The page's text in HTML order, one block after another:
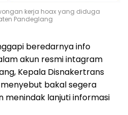
kerja hoax yang diduga
Pandeglang
beredarnya info
akun resmi intagram
Kepala Disnakertrans
bakal segera
menindak lanjuti informasi